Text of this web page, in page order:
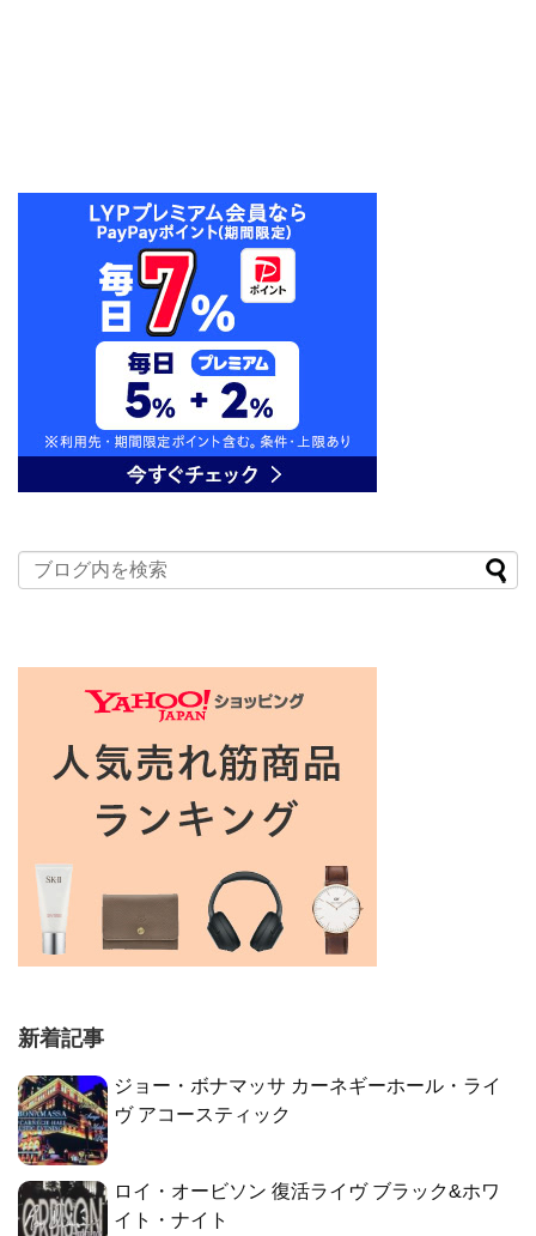
新着記事
ジョー・ボナマッサ カーネギーホール・ライ
ヴ アコースティック
ロイ・オービソン 復活ライヴ ブラック&ホワ
イト・ナイト